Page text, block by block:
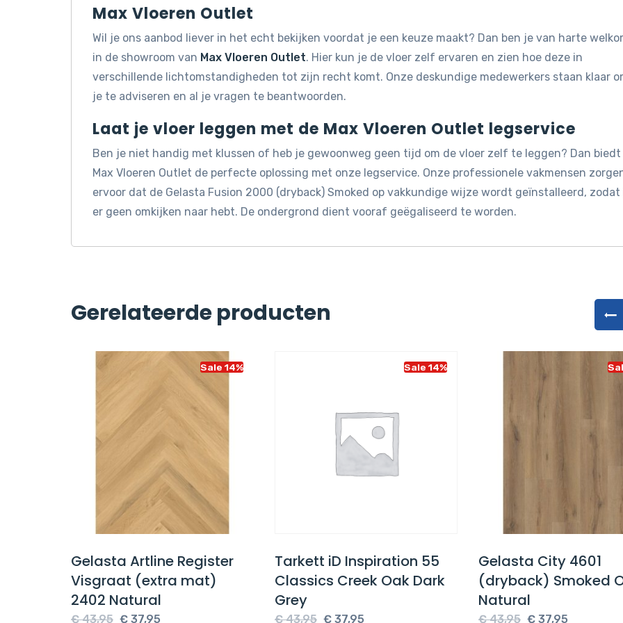
Max Vloeren Outlet
Wil je ons aanbod liever in het echt bekijken voordat je een keuze maakt? Dan ben je van harte
in de showroom van Max Vloeren Outlet. Hier kun je de vloer zelf ervaren en zien hoe deze in
verschillende lichtomstandigheden tot zijn recht komt. Onze deskundige medewerkers staan klaar
je te adviseren en al je vragen te beantwoorden.
Laat je vloer leggen met de Max Vloeren Outlet legservice
Ben je niet handig met klussen of heb je gewoonweg geen tijd om de vloer zelf te leggen? Dan biedt
Max Vloeren Outlet de perfecte oplossing met onze legservice. Onze professionele vakmensen
ervoor dat de Gelasta Fusion 2000 (dryback) Smoked op vakkundige wijze wordt geïnstalleerd,
er geen omkijken naar hebt. De ondergrond dient vooraf geëgaliseerd te worden.
Gerelateerde producten
Sale 14%
Gelasta Artline Register
Visgraat (extra mat)
2402 Natural
€43,95 Oorspronkelijke
€ 37,95
Sale 14%
Tarkett iD Inspiration 55
Classics Creek Oak Dark
Grey
€43,95 Oorspronkelijke
€ 37,95
Gelasta City 4601
(dryback) Smoked
Natural
€43,95 Oorspronkelijke
€ 37,95